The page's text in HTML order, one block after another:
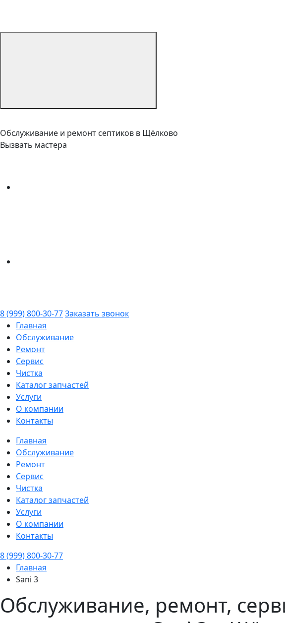
Обслуживание и ремонт септиков в Щёлково
Вызвать мастера
8 (999) 800-30-77Заказать звонок
Главная
Обслуживание
Ремонт
Сервис
Чистка
Каталог запчастей
Услуги
О компании
Контакты
Главная
Обслуживание
Ремонт
Сервис
Чистка
Каталог запчастей
Услуги
О компании
Контакты
8 (999) 800-30-77
Главная
Sani 3
Обслуживание, ремонт,